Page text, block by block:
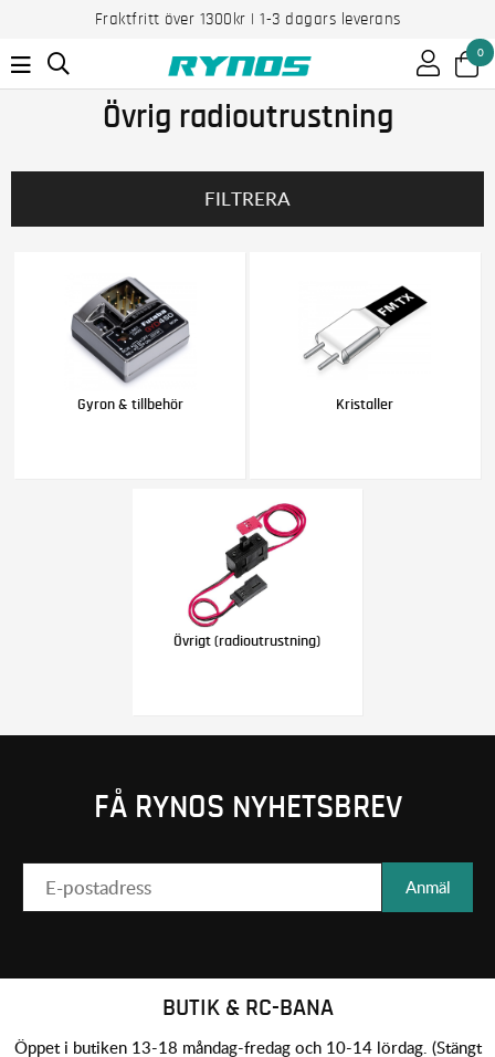
Fraktfritt över 1300kr | 1-3 dagars leverans
0
Övrig radioutrustning
FILTRERA
Gyron & tillbehör Kristaller
Övrigt (radioutrustning)
FÅ RYNOS NYHETSBREV
Anmäl
BUTIK & RC-BANA
Öppet i butiken 13-18 måndag-fredag och 10-14 lördag. (Stängt